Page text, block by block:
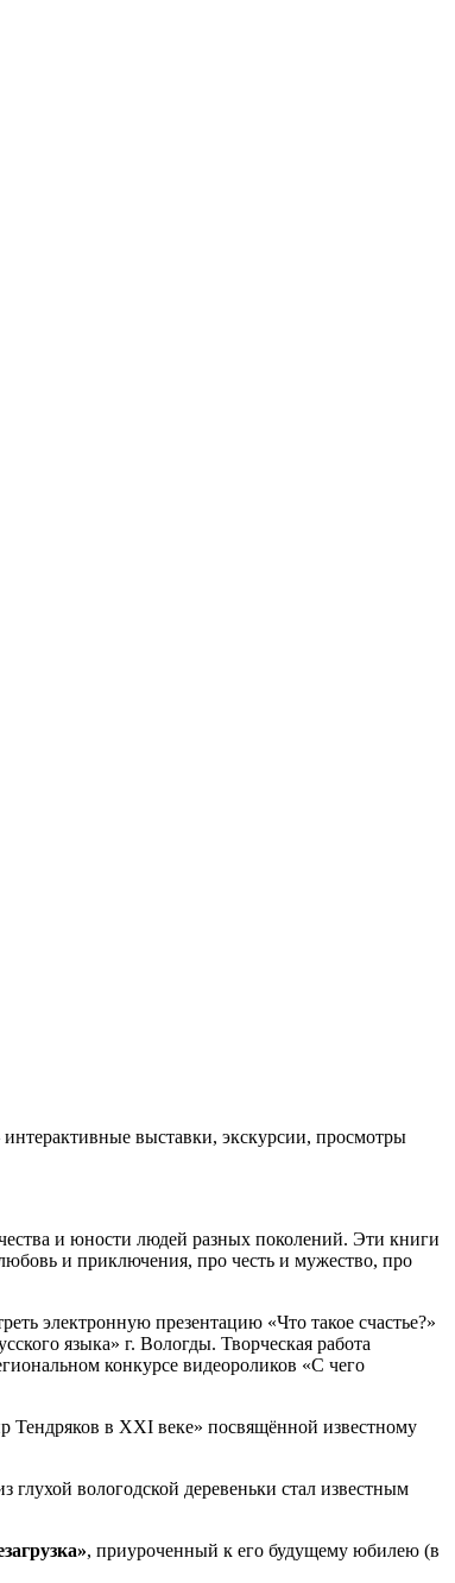
выставки, экскурсии, просмотры
и юности людей разных поколений. Эти книги
и приключения, про честь и мужество, про
электронную презентацию «Что такое счастье?»
языка» г. Вологды. Творческая работа
конкурсе видеороликов «С чего
Тендряков в XXI веке» посвящённой известному
вологодской деревеньки стал известным
, приуроченный к его будущему юбилею (в